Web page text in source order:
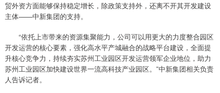
贸外资方面能够保持稳定增长，除政策支持外，还离不开其开发建设
主体——中新集团的支持。
“依托上市带来的资源集聚能力，公司可以用更大的力度整合园区
开发运营的核心要素，强化高水平产城融合的战略平台建设，全面提
升核心竞争力，持续夯实苏州工业园区开发运营领军企业地位，助力
苏州工业园区加快建设世界一流高科技产业园区。”中新集团相关负责
人告诉记者。